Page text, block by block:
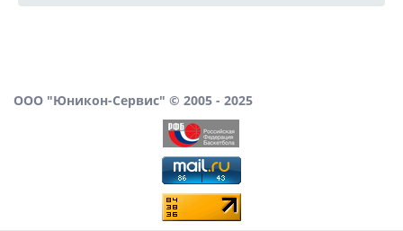
ООО "Юникон-Сервис" © 2005 - 2025